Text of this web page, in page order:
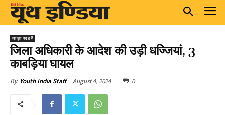
ताज़ा खबरें
जिला अधिकारी के आदेश की उड़ी धज्जियां, 3
काबड़िया घायल
By Youth India Staff August 4, 2024 0